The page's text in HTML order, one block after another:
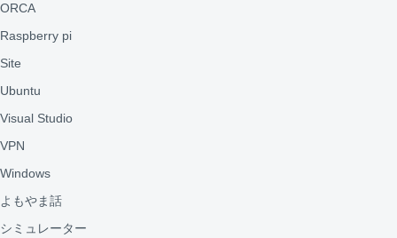
ORCA
Raspberry pi
Site
Ubuntu
Visual Studio
VPN
Windows
よもやま話
シミュレーター